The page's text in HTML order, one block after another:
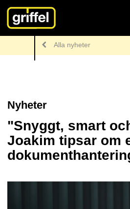
Nyheter
Alla nyheter
"Snyggt, smart
Joakim tipsar om